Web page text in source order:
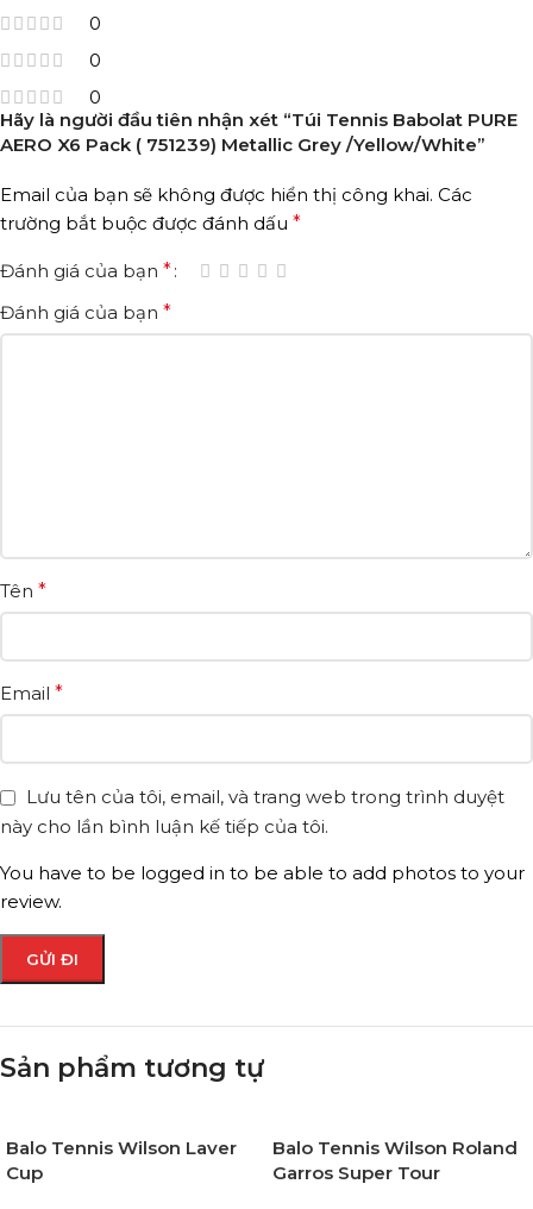
0
0
0
Hãy là người đầu tiên nhận xét “Túi Tennis Babolat PURE
AERO X6 Pack ( 751239) Metallic Grey /Yellow/White”
Email của bạn sẽ không được hiển thị công khai. Các
trường bắt buộc được đánh dấu *
Đánh giá của bạn *
Đánh giá của bạn *
Tên *
Email *
Lưu tên của tôi, email, và trang web trong trình duyệt
này cho lần bình luận kế tiếp của tôi.
You have to be logged in to be able to add photos to your
review.
Sản phẩm tương tự
Balo Tennis Wilson Laver
Cup
Balo Tennis Wilson Roland
Garros Super Tour